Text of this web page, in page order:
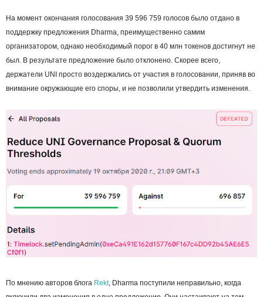
На момент окончания голосования 39 596 759 голосов было отдано в
поддержку предложения Dharma, преимущественно самим
организатором, однако необходимый порог в 40 млн токенов достигнут не
был. В результате предложение было отклонено. Скорее всего,
держатели UNI просто воздержались от участия в голосовании, приняв во
внимание окружающие его споры, и не позволили утвердить изменения.
По мнению авторов блога Rekt, Dharma поступили неправильно, когда